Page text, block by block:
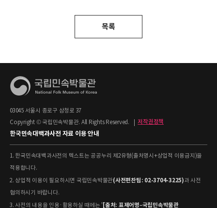
목록
03045 서울시 종로구 삼청로 37
Copyright © 국립민속박물관. All Rights Reserved.
저작권정책
한국민속대백과사전 자료 이용 안내
1. 한국민속대백과사전의 텍스트는 공공누리 제2유형(출처명시+상업적 이용금지)을
적용합니다.
2. 상업적 이용이 필요하시면 국립민속박물관(사전편찬팀: 02-3704-3225)과 사전
협의하시기 바랍니다.
3. 사전의 내용을 인용·활용하실 때에는 '[출처: 표제어명–국립민속박물관